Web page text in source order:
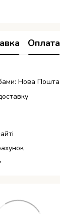
Оплата
Нова Пошта